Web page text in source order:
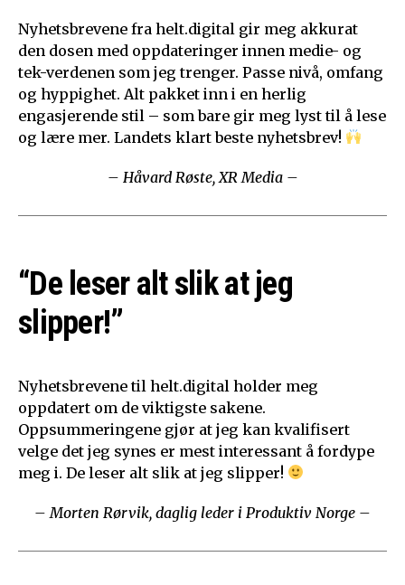
Nyhetsbrevene fra helt.digital gir meg akkurat
den dosen med oppdateringer innen medie- og
tek-verdenen som jeg trenger. Passe nivå, omfang
og hyppighet. Alt pakket inn i en herlig
engasjerende stil – som bare gir meg lyst til å lese
og lære mer. Landets klart beste nyhetsbrev!
– Håvard Røste, XR Media –
“De leser alt slik at jeg
slipper!”
Nyhetsbrevene til helt.digital holder meg
oppdatert om de viktigste sakene.
Oppsummeringene gjør at jeg kan kvalifisert
velge det jeg synes er mest interessant å fordype
meg i. De leser alt slik at jeg slipper!
– Morten Rørvik, daglig leder i Produktiv Norge –